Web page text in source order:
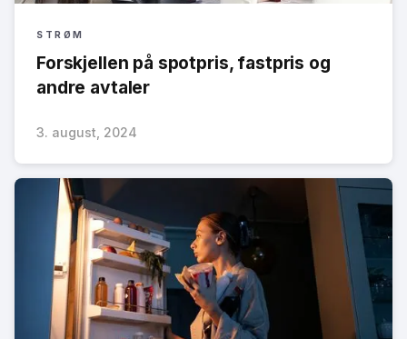
STRØM
Forskjellen på spotpris, fastpris og
andre avtaler
3. august, 2024